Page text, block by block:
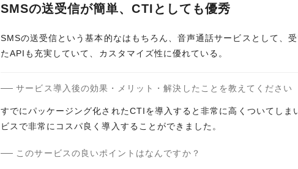
SMSの送受信が簡単、CTIとしても優秀
SMSの送受信という基本的なはもちろん、音声通話サービスとして、
たAPIも充実していて、カスタマイズ性に優れている。
サービス導入後の効果・メリット・解決したことを教えてください
すでにパッケージング化されたCTIを導入すると非常に高くついてし
ビスで非常にコスパ良く導入することができました。
このサービスの良いポイントはなんですか？